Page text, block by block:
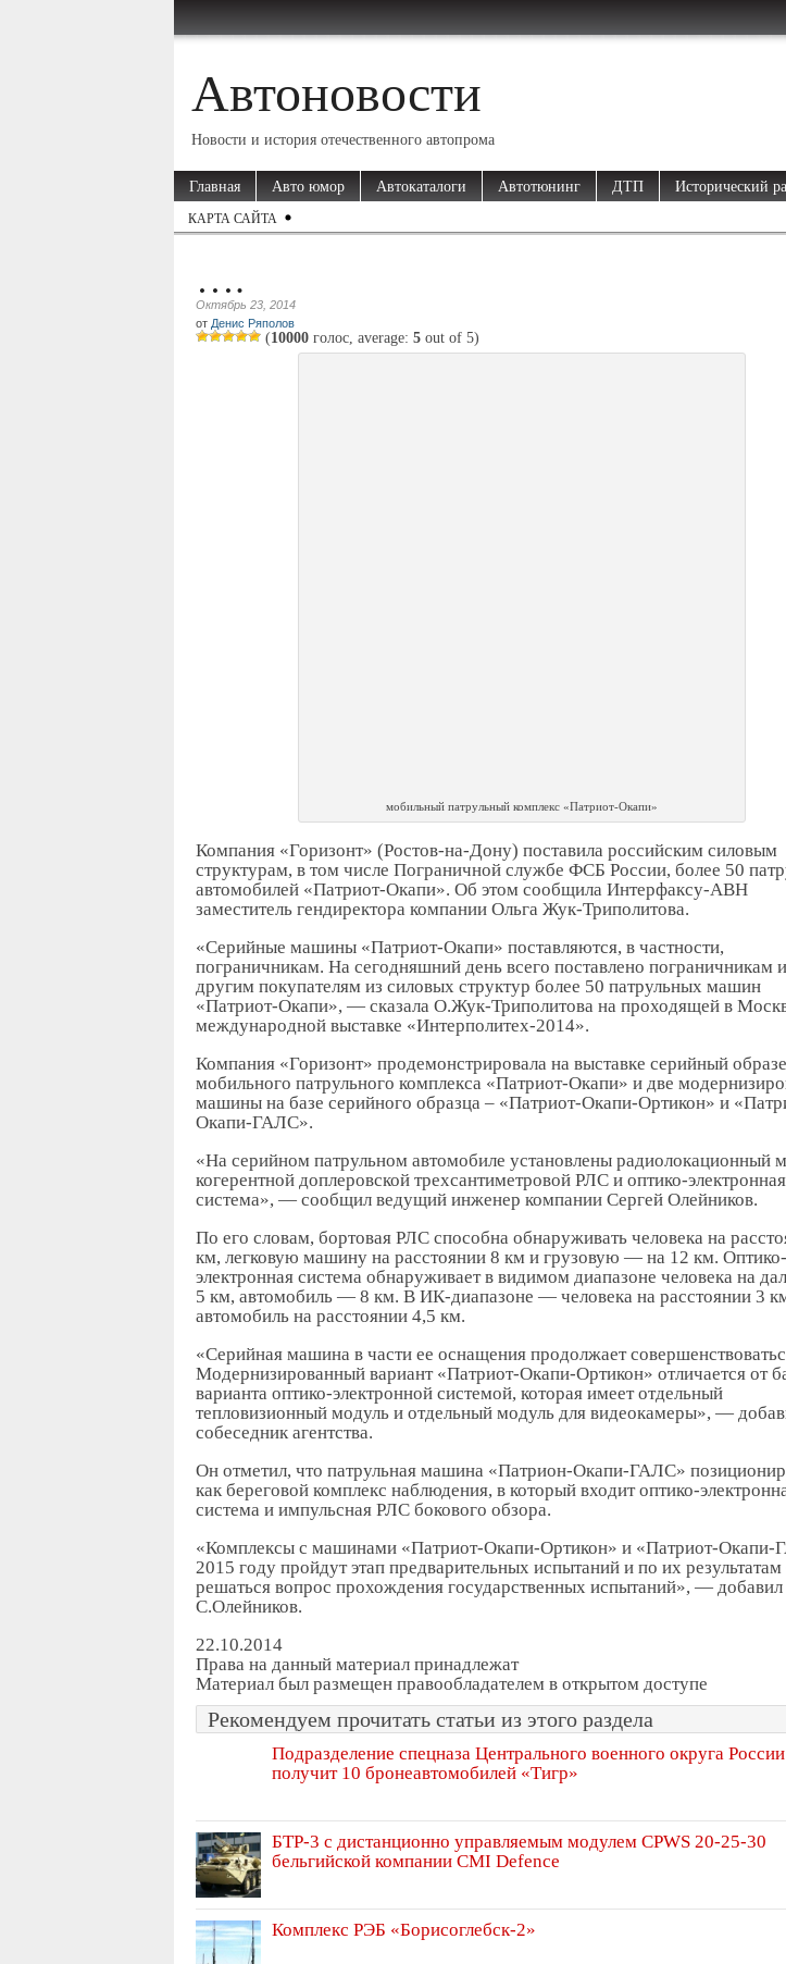
Автоновости
Новости и история отечественного автопрома
Главная Авто юмор Автокаталоги Автотюнинг ДТП Исторический
КАРТА САЙТА
….
Октябрь 23, 2014
от Денис Ряполов
(10000 голос, average: 5 out of 5)
мобильный патрульный комплекс «Патриот-Окапи»
Компания «Горизонт» (Ростов-на-Дону) поставила российским силовым
структурам, в том числе Пограничной службе ФСБ России, более 50
автомобилей «Патриот-Окапи». Об этом сообщила Интерфаксу-АВН
заместитель гендиректора компании Ольга Жук-Триполитова.
«Серийные машины «Патриот-Окапи» поставляются, в частности,
пограничникам. На сегодняшний день всего поставлено пограничникам и
другим покупателям из силовых структур более 50 патрульных машин
«Патриот-Окапи», — сказала О.Жук-Триполитова на проходящей в
международной выставке «Интерполитех-2014».
Компания «Горизонт» продемонстрировала на выставке серийный
мобильного патрульного комплекса «Патриот-Окапи» и две
машины на базе серийного образца – «Патриот-Окапи-Ортикон» и
Окапи-ГАЛС».
«На серийном патрульном автомобиле установлены радиолокационный
когерентной доплеровской трехсантиметровой РЛС и оптико-электронная
система», — сообщил ведущий инженер компании Сергей Олейников.
По его словам, бортовая РЛС способна обнаруживать человека на
км, легковую машину на расстоянии 8 км и грузовую — на 12 км. Оптико-
электронная система обнаруживает в видимом диапазоне человека на
5 км, автомобиль — 8 км. В ИК-диапазоне — человека на расстоянии 3
автомобиль на расстоянии 4,5 км.
«Серийная машина в части ее оснащения продолжает
Модернизированный вариант «Патриот-Окапи-Ортикон» отличается от
варианта оптико-электронной системой, которая имеет отдельный
тепловизионный модуль и отдельный модуль для видеокамеры», —
собеседник агентства.
Он отметил, что патрульная машина «Патрион-Окапи-ГАЛС»
как береговой комплекс наблюдения, в который входит оптико-
система и импульсная РЛС бокового обзора.
«Комплексы с машинами «Патриот-Окапи-Ортикон» и «Патриот-Окапи-
2015 году пройдут этап предварительных испытаний и по их результатам
решаться вопрос прохождения государственных испытаний», — добавил
С.Олейников.
22.10.2014
Права на данный материал принадлежат
Материал был размещен правообладателем в открытом доступе
Рекомендуем прочитать статьи из этого раздела
Подразделение спецназа Центрального военного округа России
получит 10 бронеавтомобилей «Тигр»
БТР-3 с дистанционно управляемым модулем CPWS 20-25-30
бельгийской компании CMI Defence
Комплекс РЭБ «Борисоглебск-2»